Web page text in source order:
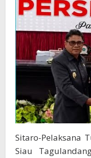
Sitaro-Pelaksana
Siau